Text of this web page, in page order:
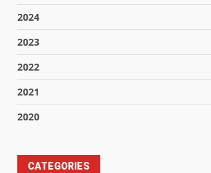
2024
2023
2022
2021
2020
CATEGORIES